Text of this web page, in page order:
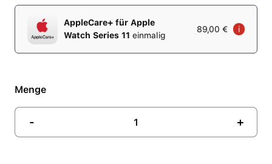
AppleCare+ für Apple
Watch Series 11 einmalig
89,00 € i
Menge
- +